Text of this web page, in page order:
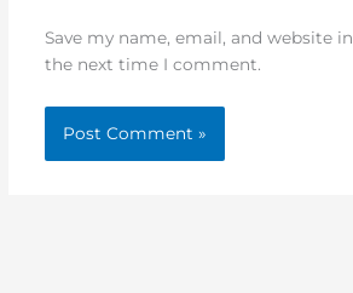
Save my name, email, and website
the next time I comment.